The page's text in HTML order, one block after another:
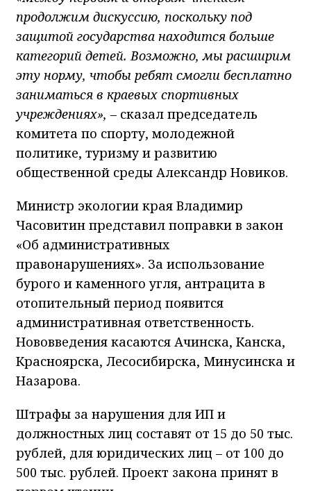
продолжим дискуссию, поскольку под
защитой государства находится больше
категорий детей. Возможно, мы расширим
эту норму, чтобы ребят смогли бесплатно
заниматься в краевых спортивных
учреждениях», – сказал председатель
комитета по спорту, молодежной
политике, туризму и развитию
общественной среды Александр Новиков.
Министр экологии края Владимир
Часовитин представил поправки в закон
«Об административных
правонарушениях». За использование
бурого и каменного угля, антрацита в
отопительный период появится
административная ответственность.
Нововведения касаются Ачинска, Канска,
Красноярска, Лесосибирска, Минусинска и
Назарова.
Штрафы за нарушения для ИП и
должностных лиц составят от 15 до 50 тыс.
рублей, для юридических лиц – от 100 до
500 тыс. рублей. Проект закона принят в